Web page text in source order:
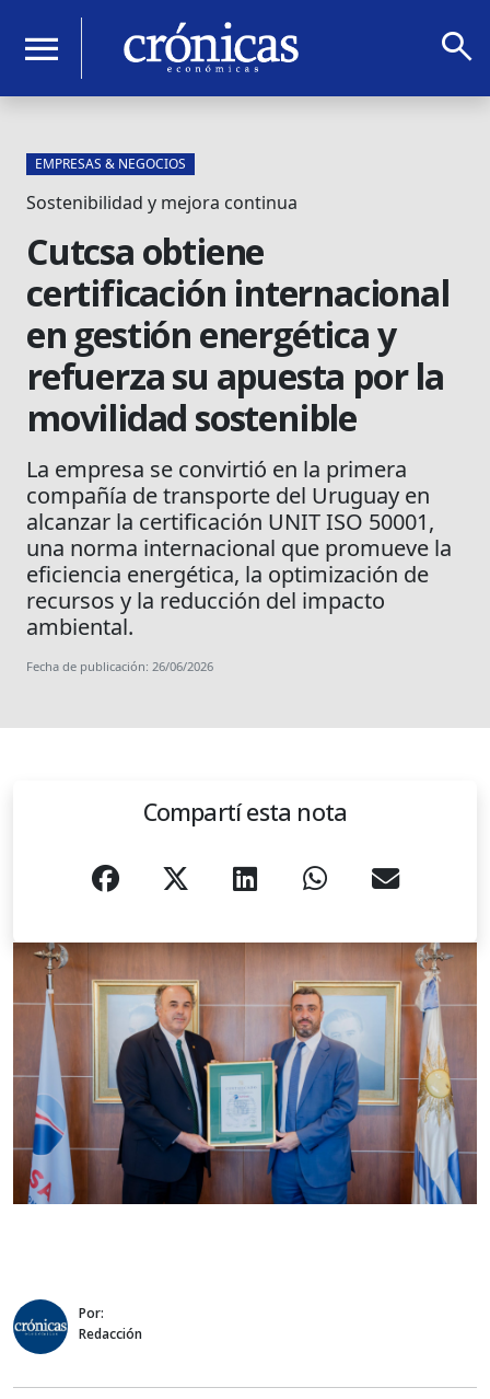
menu search
EMPRESAS & NEGOCIOS
Sostenibilidad y mejora continua
Cutcsa obtiene
certificación internacional
en gestión energética y
refuerza su apuesta por la
movilidad sostenible
La empresa se convirtió en la primera
compañía de transporte del Uruguay en
alcanzar la certificación UNIT ISO 50001,
una norma internacional que promueve la
eficiencia energética, la optimización de
recursos y la reducción del impacto
ambiental.
Fecha de publicación: 26/06/2026
Compartí esta nota
Por:
Redacción